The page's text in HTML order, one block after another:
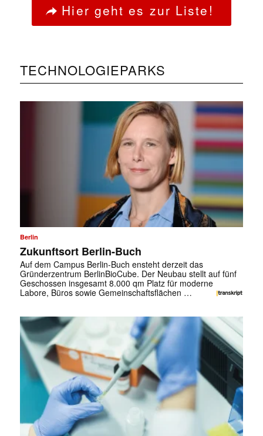
Hier geht es zur Liste!
TECHNOLOGIEPARKS
Berlin
Zukunftsort Berlin-Buch
Auf dem Campus Berlin-Buch ensteht derzeit das
Gründerzentrum BerlinBioCube. Der Neubau stellt auf fünf
Geschossen insgesamt 8.000 qm Platz für moderne
Labore, Büros sowie Gemeinschafts­flächen …